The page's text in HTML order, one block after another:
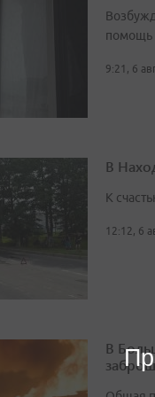
помощь
9:21, 6
В
К
12:12, 6
В